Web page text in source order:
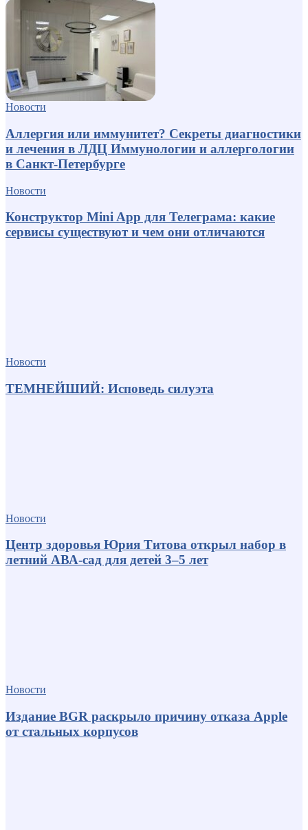
Новости
Аллергия или иммунитет? Секреты диагностики
и лечения в ЛДЦ Иммунологии и аллергологии
в Санкт-Петербурге
Новости
Конструктор Mini App для Телеграма: какие
сервисы существуют и чем они отличаются
Новости
ТЕМНЕЙШИЙ: Исповедь силуэта
Новости
Центр здоровья Юрия Титова открыл набор в
летний АВА-сад для детей 3–5 лет
Новости
Издание BGR раскрыло причину отказа Apple
от стальных корпусов